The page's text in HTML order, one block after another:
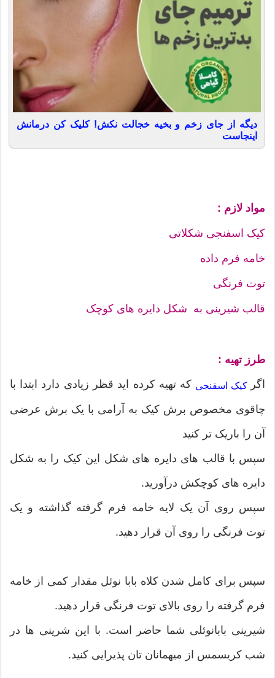
دیگه از جای زخم و بخیه خجالت نکش! کلیک کن درمانش
اینجاست
مواد لازم :
کیک اسفنجی شکلاتی
خامه فرم داده
توت فرنگی
قالب شیرینی به شکل دایره های کوچک
طرز تهیه :
اگر کیک اسفنجی که تهیه کرده اید قظر زیادی دارد ابتدا با
چاقوی مخصوص برش کیک به آرامی با یک برش عرضی
آن را باریک تر کنید
سپس با قالب های دایره های شکل این کیک را به شکل
دایره های کوچکش درآورید.
سپس روی آن یک لایه خامه فرم گرفته گذاشته و یک
توت فرنگی را روی آن قرار دهید.
سپس برای کامل شدن کلاه بابا نوئل مقدار کمی از خامه
فرم گرفته را روی بالای توت فرنگی قرار دهید.
شیرینی بابانوئلی شما حاضر است. با این شرینی ها در
شب کریسمس از میهمانان تان پذیرایی کنید.